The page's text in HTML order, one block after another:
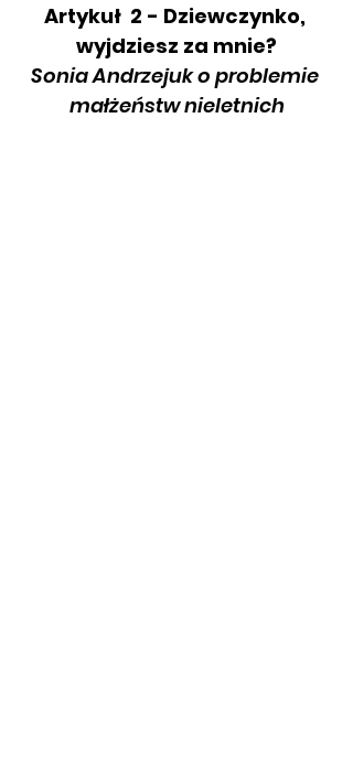
Artykuł  2 - Dziewczynko,
wyjdziesz za mnie?
Sonia Andrzejuk o problemie
małżeństw nieletnich